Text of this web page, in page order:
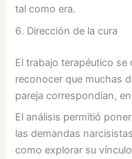
tal como era.
6. Dirección de la cura
El trabajo terapéutico se
reconocer que muchas
pareja correspondían,
El análisis permitió
las demandas
como explorar su